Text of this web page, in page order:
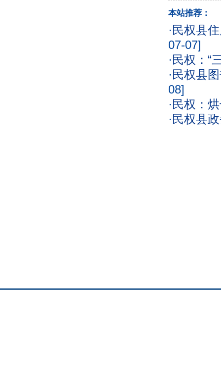
本站推荐：
·民权县
07-07]
·民权：“
·民权县
08]
·民权：
·民权县